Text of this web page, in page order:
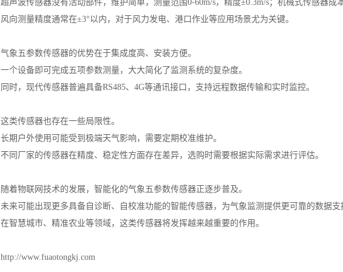
超声波传感器没有活动部件，维护简单，测量范围0-60m/s，精度±0.3m/s；机械式传感器成
风向测量精度通常在±3°以内，对于风力发电、港口作业等应用场景尤为关键。
气象五参数传感器的优势在于集成度高、安装方便。
一个设备即可完成五项参数测量，大大简化了监测系统的复杂度。
同时，现代传感器普遍具备RS485、4G等通讯接口，支持远程数据传输和实时监控。
这类传感器也存在一些局限性。
长期户外使用可能受到极端天气影响，需要定期校准维护。
不同厂家的传感器在精度、稳定性方面存在差异，选购时需要根据实际需求进行评估。
随着物联网技术的发展，智能化的气象五参数传感器正逐步普及。
未来可能出现更多具备自诊断、自校准功能的智能传感器，为气象监测提供更可靠的数据支
在智慧城市、精准农业等领域，这类传感器将发挥越来越重要的作用。
http://www.fuaotongkj.com